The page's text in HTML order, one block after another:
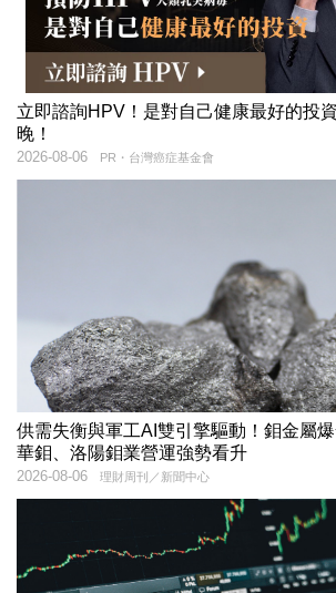
立即諮詢HPV！是對自己健康最好的投
晚！
PR・台灣癌症基金會
2026-08-06
供需失衡與軍工AI雙引擎驅動！鉬金屬爆
華鉬、洛陽鉬業營運強勢看升
理財周刊／新聞中心
2026-08-06